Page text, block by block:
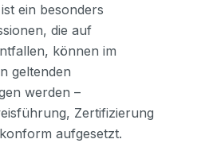
ein besonders
die auf
können im
geltenden
werden –
Zertifizierung
aufgesetzt.